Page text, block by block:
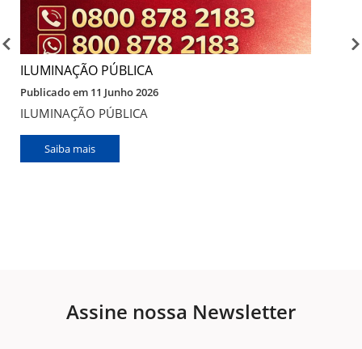
ILUMINAÇÃO PÚBLICA
Publicado em 11 Junho 2026
ILUMINAÇÃO PÚBLICA
Saiba mais
Assine nossa Newsletter